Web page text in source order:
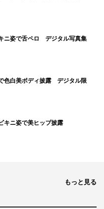
ニ姿で舌ペロ デジタル写真集
色白美ボディ披露 デジタル限
キニ姿で美ヒップ披露
もっと見る